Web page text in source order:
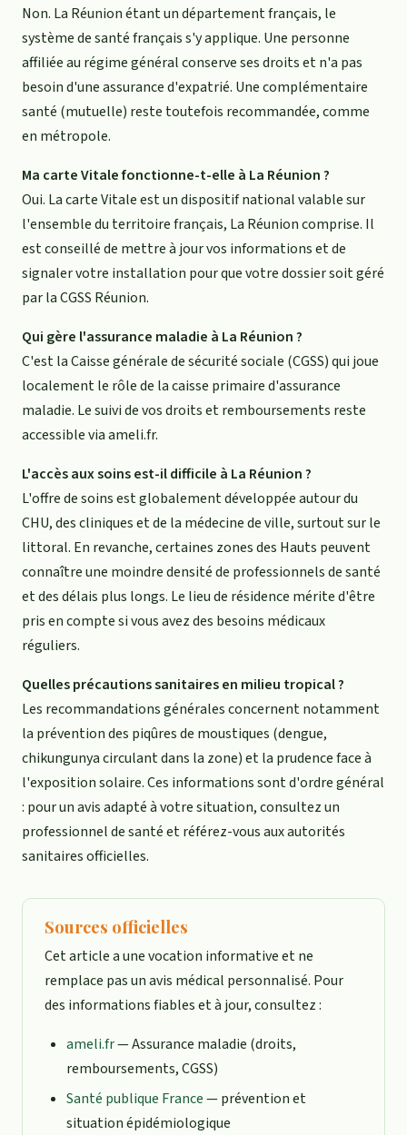
Non. La Réunion étant un département français, le
système de santé français s'y applique. Une personne
affiliée au régime général conserve ses droits et n'a pas
besoin d'une assurance d'expatrié. Une complémentaire
santé (mutuelle) reste toutefois recommandée, comme
en métropole.
Ma carte Vitale fonctionne-t-elle à La Réunion ?
Oui. La carte Vitale est un dispositif national valable sur
l'ensemble du territoire français, La Réunion comprise. Il
est conseillé de mettre à jour vos informations et de
signaler votre installation pour que votre dossier soit géré
par la CGSS Réunion.
Qui gère l'assurance maladie à La Réunion ?
C'est la Caisse générale de sécurité sociale (CGSS) qui joue
localement le rôle de la caisse primaire d'assurance
maladie. Le suivi de vos droits et remboursements reste
accessible via ameli.fr.
L'accès aux soins est-il difficile à La Réunion ?
L'offre de soins est globalement développée autour du
CHU, des cliniques et de la médecine de ville, surtout sur le
littoral. En revanche, certaines zones des Hauts peuvent
connaître une moindre densité de professionnels de santé
et des délais plus longs. Le lieu de résidence mérite d'être
pris en compte si vous avez des besoins médicaux
réguliers.
Quelles précautions sanitaires en milieu tropical ?
Les recommandations générales concernent notamment
la prévention des piqûres de moustiques (dengue,
chikungunya circulant dans la zone) et la prudence face à
l'exposition solaire. Ces informations sont d'ordre général
: pour un avis adapté à votre situation, consultez un
professionnel de santé et référez-vous aux autorités
sanitaires officielles.
Sources officielles
Cet article a une vocation informative et ne
remplace pas un avis médical personnalisé. Pour
des informations fiables et à jour, consultez :
ameli.fr— Assurance maladie (droits,
remboursements, CGSS)
Santé publique France— prévention et
situation épidémiologique